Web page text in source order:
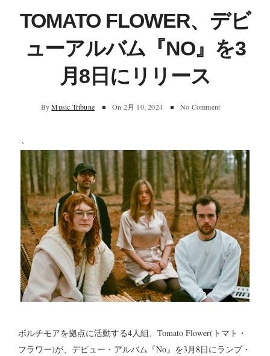
TOMATO FLOWER、デビ
ューアルバム『NO』を3
月8日にリリース
By Music Tribune On 2月 10, 2024 No Comment
、
ボルチモアを拠点に活動する4人組、Tomato Flower(トマト・
フラワー)が、デビュー・アルバム『No』を3月8日にランプ・